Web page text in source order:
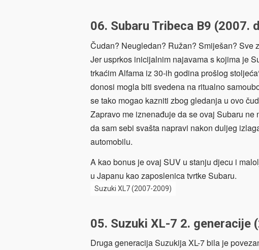
06. Subaru Tribeca B9 (2007.
Čudan? Neugledan? Ružan? Smiješan?
Jer usprkos inicijalnim najavama s kojima je
trkaćim Alfama iz 30-ih godina prošlog
donosi mogla biti svedena na ritualno
se tako mogao kazniti zbog gledanja u ovo
Zapravo me iznenađuje da se ovaj Subaru
da sam sebi svašta napravi nakon duljeg
automobilu.
A kao bonus je ovaj SUV u stanju djecu i
u Japanu kao zaposlenica tvrtke Subaru.
Suzuki XL7 (2007-2009)
05. Suzuki XL-7 2. generacije
Druga generacija Suzukija XL-7 bila je